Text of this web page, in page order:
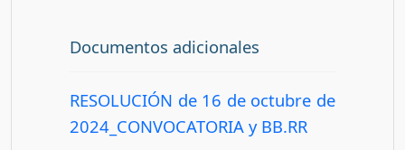
Documentos adicionales
RESOLUCIÓN de 16 de octubre de
2024_CONVOCATORIA y BB.RR